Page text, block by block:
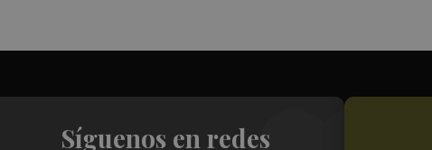
Síguenos en redes